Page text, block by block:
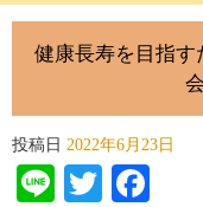
健康長寿を目指す
投稿日 2022年6月23日
LineTwitter